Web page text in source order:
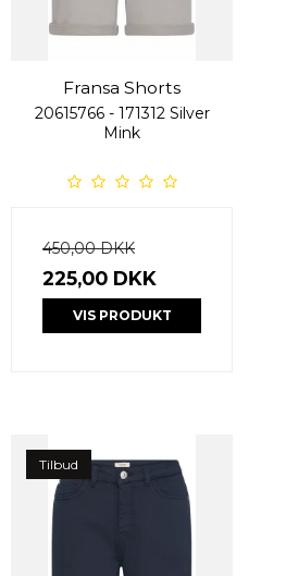
Fransa Shorts
20615766 - 171312 Silver
Mink
450,00 DKK
225,00 DKK
VIS PRODUKT
Tilbud